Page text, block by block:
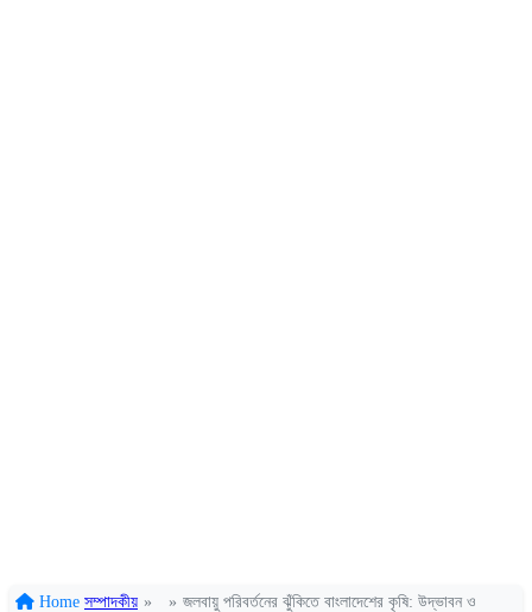
Home সম্পাদকীয় » » জলবায়ু পরিবর্তনের ঝুঁকিতে বাংলাদেশের কৃষি: উদ্ভাবন ও